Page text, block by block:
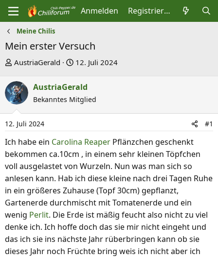
Anmelden Registrieren
Meine Chilis
Mein erster Versuch
E
s
t
e
l
e
r
AustriaGerald
E
s
t
l
t
a
m
12. Juli 2024
AustriaGerald
Bekanntes Mitglied
12. Juli 2024 #1
Ich habe ein Carolina Reaper Pflänzchen geschenkt
bekommen ca.10cm , in einem sehr kleinen Töpfchen
voll ausgelastet von Wurzeln. Nun was man sich so
anlesen kann. Hab ich diese kleine nach drei Tagen Ruhe
in ein größeres Zuhause (Topf 30cm) gepflanzt,
Gartenerde durchmischt mit Tomatenerde und ein
wenig Perlit. Die Erde ist mäßig feucht also nicht zu viel
denke ich. Ich hoffe doch das sie mir nicht eingeht und
das ich sie ins nächste Jahr rüberbringen kann ob sie
dieses Jahr noch Früchte bring weis ich nicht aber ich